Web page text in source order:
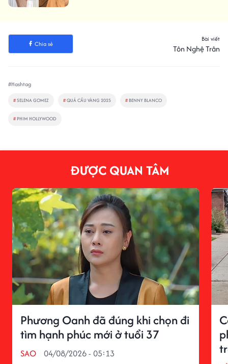
Chia sẻ
Bài viết
Tôn Nghệ Trân
#Hashtag
#SELENA GOMEZ #QUẢ CẦU VÀNG 2025 # BENNY BLANCO
# PHIM HOLLYWOOD
ĐƯỢC QUAN TÂM
Phương Oanh đã đúng khi chọn đi
tìm hạnh phúc mới ở tuổi 37
SAO 04/08/2026 - 05:13